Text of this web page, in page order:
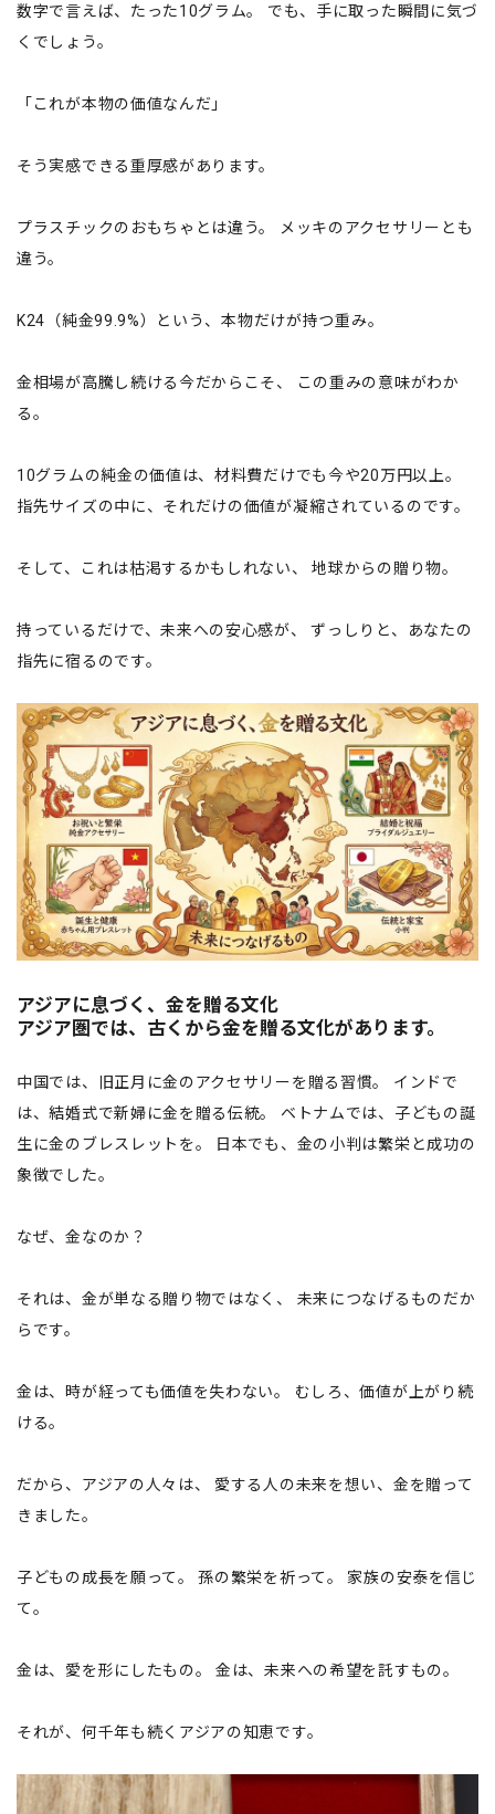
数字で言えば、たった10グラム。 でも、手に取った瞬間に気づ
くでしょう。
「これが本物の価値なんだ」
そう実感できる重厚感があります。
プラスチックのおもちゃとは違う。 メッキのアクセサリーとも
違う。
K24（純金99.9%）という、本物だけが持つ重み。
金相場が高騰し続ける今だからこそ、 この重みの意味がわか
る。
10グラムの純金の価値は、材料費だけでも今や20万円以上。
指先サイズの中に、それだけの価値が凝縮されているのです。
そして、これは枯渇するかもしれない、 地球からの贈り物。
持っているだけで、未来への安心感が、 ずっしりと、あなたの
指先に宿るのです。
アジアに息づく、金を贈る文化
アジア圏では、古くから金を贈る文化があります。
中国では、旧正月に金のアクセサリーを贈る習慣。 インドで
は、結婚式で新婦に金を贈る伝統。 ベトナムでは、子どもの誕
生に金のブレスレットを。 日本でも、金の小判は繁栄と成功の
象徴でした。
なぜ、金なのか？
それは、金が単なる贈り物ではなく、 未来につなげるものだか
らです。
金は、時が経っても価値を失わない。 むしろ、価値が上がり続
ける。
だから、アジアの人々は、 愛する人の未来を想い、金を贈って
きました。
子どもの成長を願って。 孫の繁栄を祈って。 家族の安泰を信じ
て。
金は、愛を形にしたもの。 金は、未来への希望を託すもの。
それが、何千年も続くアジアの知恵です。